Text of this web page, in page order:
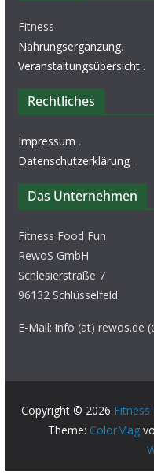
Fitness
Nahrungsergänzung.
Veranstaltungsübersicht.
Rechtliches
Impressum .
Datenschutzerklärung.
Das Unternehmen
Fitness Food Fun
RewoS GmbH
Schlesierstraße 7
96132 Schlüsselfeld
E-Mail: info (at) rewos.de
Copyright © 2026
Theme: ColorMag